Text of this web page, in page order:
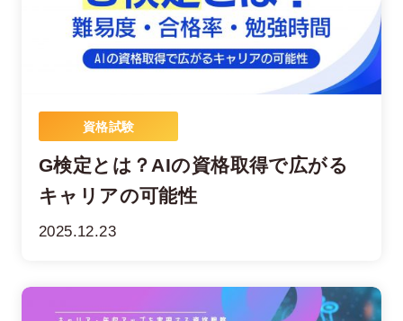
資格試験
G検定とは？AIの資格取得で広がる
キャリアの可能性
2025.12.23